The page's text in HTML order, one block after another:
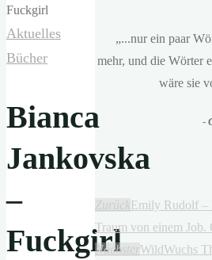
Aktuelles
Bücher
Bianca
Jankovska
–
Fuckgirl
„...nur ein paar
mehr, und die Wörter
wäre sie
-
ZurückEmily Rudolf –
Traum von einem Job.
NächsterWildWuchs